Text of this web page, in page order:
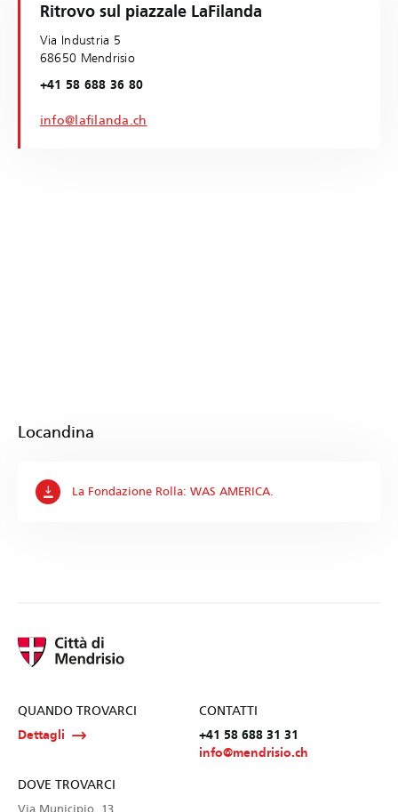
Ritrovo sul piazzale LaFilanda
Via Industria 5
68650 Mendrisio
+41 58 688 36 80
info@lafilanda.ch
Locandina
La Fondazione Rolla: WAS AMERICA.
QUANDO TROVARCI
Dettagli
CONTATTI
+41 58 688 31 31
info@mendrisio.ch
DOVE TROVARCI
Via Municipio, 13